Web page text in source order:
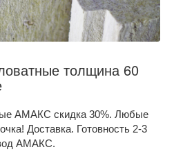
толщина 60
АМАКС скидка 30%. Любые
Доставка. Готовность 2-3
АМАКС.